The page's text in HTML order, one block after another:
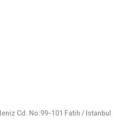
Cd. No:99-101 Fatih / İstanbul